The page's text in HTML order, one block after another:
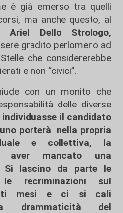
è già emerso tra quelli
ma anche questo, al
Ariel Dello Strologo,
gradito perlomeno ad
che considererebbe
e non “civici”.
con un monito che
delle diverse
individuasse il candidato
porterà nella propria
e collettiva, la
aver mancato una
Si lascino da parte le
recriminazioni sul
mesi e ci si cali
drammaticità del